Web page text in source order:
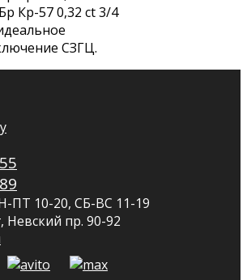
Кр-57 0,32 ct 3/4
СЗГЦ.
ПТ 10-20, СБ-ВС 11-19
Невский пр. 90-92